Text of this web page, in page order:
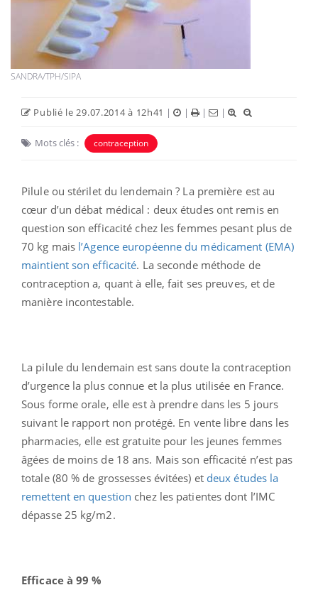
SANDRA/TPH/SIPA
Publié le 29.07.2014 à 12h41 | | | |
Mots clés : contraception
Pilule ou stérilet du lendemain ? La première est au
cœur d’un débat médical : deux études ont remis en
question son efficacité chez les femmes pesant plus de
70 kg mais l’Agence européenne du médicament (EMA)
maintient son efficacité. La seconde méthode de
contraception a, quant à elle, fait ses preuves, et de
manière incontestable.
La pilule du lendemain est sans doute la contraception
d’urgence la plus connue et la plus utilisée en France.
Sous forme orale, elle est à prendre dans les 5 jours
suivant le rapport non protégé. En vente libre dans les
pharmacies, elle est gratuite pour les jeunes femmes
âgées de moins de 18 ans. Mais son efficacité n’est pas
totale (80 % de grossesses évitées) et deux études la
remettent en question chez les patientes dont l’IMC
dépasse 25 kg/m2.
Efficace à 99 %